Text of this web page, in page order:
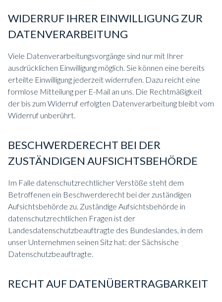
WIDERRUF IHRER EINWILLIGUNG ZUR
DATENVERARBEITUNG
Viele Datenverarbeitungsvorgänge sind nur mit Ihrer
ausdrücklichen Einwilligung möglich. Sie können eine bereits
erteilte Einwilligung jederzeit widerrufen. Dazu reicht eine
formlose Mitteilung per E-Mail an uns. Die Rechtmäßigkeit
der bis zum Widerruf erfolgten Datenverarbeitung bleibt vom
Widerruf unberührt.
BESCHWERDERECHT BEI DER
ZUSTÄNDIGEN AUFSICHTSBEHÖRDE
Im Falle datenschutzrechtlicher Verstöße steht dem
Betroffenen ein Beschwerderecht bei der zuständigen
Aufsichtsbehörde zu. Zuständige Aufsichtsbehörde in
datenschutzrechtlichen Fragen ist der
Landesdatenschutzbeauftragte des Bundeslandes, in dem
unser Unternehmen seinen Sitz hat: der Sächsische
Datenschutzbeauftragte.
RECHT AUF DATENÜBERTRAGBARKEIT